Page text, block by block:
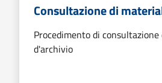
Consultazione di
Procedimento di
d'archivio